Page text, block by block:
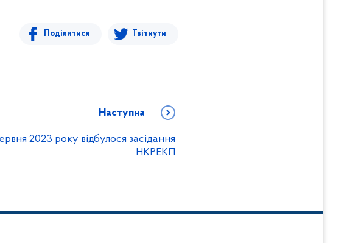
Поділитися Твітнути
Наступна
2023 року відбулося засідання
НКРЕКП